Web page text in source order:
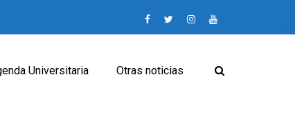
Universitaria Otras noticias